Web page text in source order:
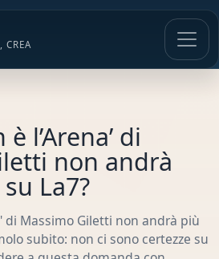
CREA
l’Arena’ di
non andrà
La7?
di Massimo Giletti non andrà più
subito: non ci sono certezze su